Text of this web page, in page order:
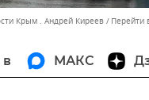
Крым . Андрей Киреев Перейти
в МАКС